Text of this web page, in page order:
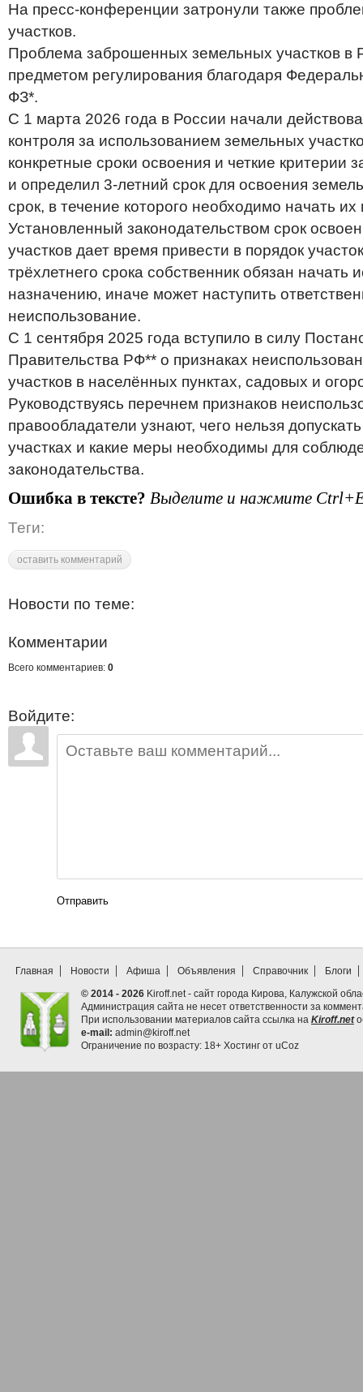
На пресс-конференции затронули также
участков.
Проблема заброшенных земельных участков в
предметом регулирования благодаря
ФЗ*.
С 1 марта 2026 года в России начали
контроля за использованием земельных
конкретные сроки освоения и четкие критерии
и определил 3-летний срок для освоения
срок, в течение которого необходимо начать
Установленный законодательством срок
участков дает время привести в порядок
трёхлетнего срока собственник обязан начать
назначению, иначе может наступить
неиспользование.
С 1 сентября 2025 года вступило в силу
Правительства РФ** о признаках
участков в населённых пунктах, садовых и
Руководствуясь перечнем признаков
правообладатели узнают, чего нельзя
участках и какие меры необходимы для
законодательства.
Ошибка в тексте? Выделите и нажмите
Теги:
оставить комментарий
Новости по теме:
Комментарии
Всего комментариев: 0
Войдите:
Отправить
Главная Новости Афиша Объявления Справочник
Блоги
© 2014 - 2026 Kiroff.net - сайт города Кирова, Калужской
Администрация сайта не несет ответственности за
При использовании материалов сайта ссылка на Kiroff.net
e-mail: admin@kiroff.net
Ограничение по возрасту: 18+ Хостинг от uCoz